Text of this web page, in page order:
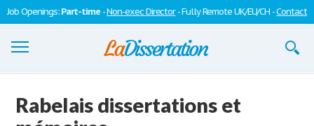
Job Openings:Part-time -Non-exec Director- Fully Remote UK/EU/CH -Contact
S'inscrire
Rabelais dissertations et